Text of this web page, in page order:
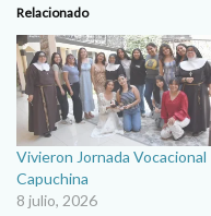
Relacionado
Vivieron Jornada Vocacional
Capuchina
8 julio, 2026